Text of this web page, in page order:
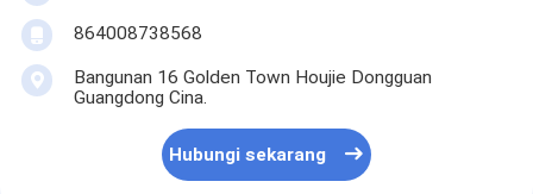
864008738568
Bangunan 16 Golden Town Houjie Dongguan
Guangdong Cina.
Hubungi sekarang